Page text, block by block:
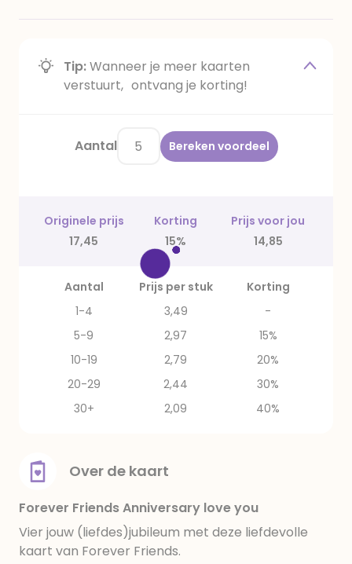
Tip:Wanneer je meer kaarten
verstuurt, ontvang je korting!
Aantal Bereken voordeel
Originele prijs Korting
Prijs voor jou
17,45
15% 14,85
Aantal Prijs per stuk
Korting
1-4
3,49
-
5-9
2,97
15%
10-19
2,79
20%
20-29
2,44
30%
30+
2,09 40%
Over de kaart
Forever Friends Anniversary love you
Vier jouw (liefdes)jubileum met deze liefdevolle
kaart van Forever Friends.